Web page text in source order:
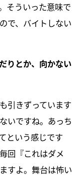
そういった意味で
で、バイトしない
りとか、向かない
引きずっています
いですね。あっち
という感じです
回『これはダメ
すよ。舞台は怖い